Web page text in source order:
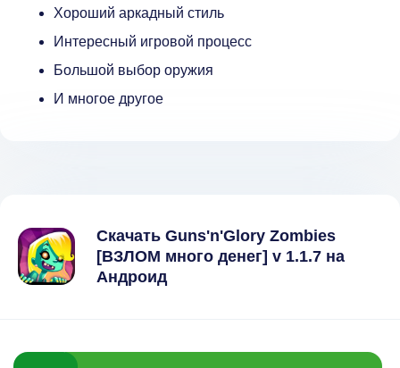
Хороший аркадный стиль
Интересный игровой процесс
Большой выбор оружия
И многое другое
Скачать Guns'n'Glory Zombies
[ВЗЛОМ много денег] v 1.1.7 на
Андроид